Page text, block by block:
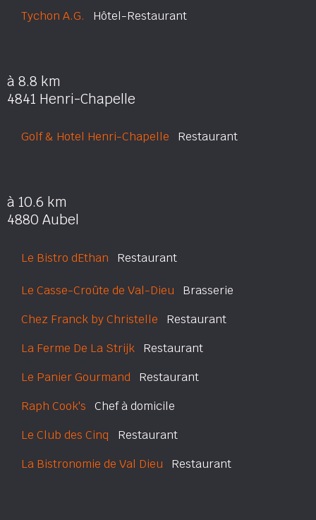
Tychon A.G. Hôtel-Restaurant
à 8.8 km
4841 Henri-Chapelle
Golf & Hotel Henri-Chapelle Restaurant
à 10.6 km
4880 Aubel
Le Bistro dEthan Restaurant
Le Casse-Croûte de Val-Dieu Brasserie
Chez Franck by Christelle Restaurant
La Ferme De La Strijk Restaurant
Le Panier Gourmand Restaurant
Raph Cook's Chef à domicile
Le Club des Cinq Restaurant
La Bistronomie de Val Dieu Restaurant